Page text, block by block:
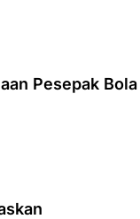
Pesepak Bola